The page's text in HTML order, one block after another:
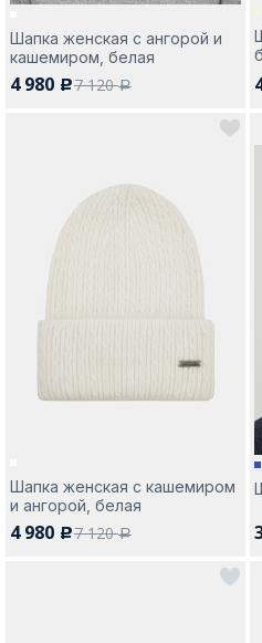
Москва
Да, все верно
Покупателям
Шапка женская с ангорой и
кашемиром, белая
4 980 c7 120a
Шапка женская с кашемиром
и ангорой, белая
4 980 c7 120a